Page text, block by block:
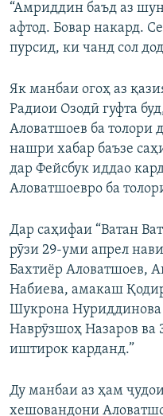
“Амриддин баъд аз
афтод. Бовар накард.
пурсид, ки чанд сол
Як манбаи огоҳ аз
Радиои Озодӣ гуфта
Аловатшоев ба толори
нашри хабар баъзе
дар Фейсбук иддао
Аловатшоевро ба
Дар саҳифаи “Ватан
рӯзи 29-уми апрел
Бахтиёр Аловатшоев,
Набиева, амакаш
Шукрона Нуриддинова
Наврӯзшоҳ Назаров
иштирок карданд.”
Ду манбаи аз ҳам
хешовандони